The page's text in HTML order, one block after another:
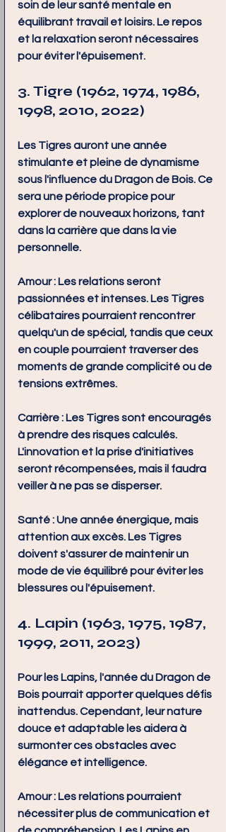
soin de leur santé mentale en
équilibrant travail et loisirs. Le repos
et la relaxation seront nécessaires
pour éviter l'épuisement.
3. Tigre (1962, 1974, 1986,
1998, 2010, 2022)
Les Tigres auront une année
stimulante et pleine de dynamisme
sous l'influence du Dragon de Bois. Ce
sera une période propice pour
explorer de nouveaux horizons, tant
dans la carrière que dans la vie
personnelle.
Amour : Les relations seront
passionnées et intenses. Les Tigres
célibataires pourraient rencontrer
quelqu'un de spécial, tandis que ceux
en couple pourraient traverser des
moments de grande complicité ou de
tensions extrêmes.
Carrière : Les Tigres sont encouragés
à prendre des risques calculés.
L'innovation et la prise d'initiatives
seront récompensées, mais il faudra
veiller à ne pas se disperser.
Santé : Une année énergique, mais
attention aux excès. Les Tigres
doivent s'assurer de maintenir un
mode de vie équilibré pour éviter les
blessures ou l'épuisement.
4. Lapin (1963, 1975, 1987,
1999, 2011, 2023)
Pour les Lapins, l'année du Dragon de
Bois pourrait apporter quelques défis
inattendus. Cependant, leur nature
douce et adaptable les aidera à
surmonter ces obstacles avec
élégance et intelligence.
Amour : Les relations pourraient
nécessiter plus de communication et